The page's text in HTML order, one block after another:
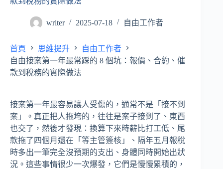
writer 2025-07-18 自由工作者
首頁 思維提升
自由工作者
自由接案第一年最常踩的 8 個坑：報價、合約、催
款到稅務的實際做法
接案第一年最容易讓人受傷的，通常不是「接不到
案」。真正把人拖垮的，往往是案子接到了、東西
也交了，然後才發現：換算下來時薪比打工低、尾
款拖了四個月還在「等主管簽核」、隔年五月報稅
時多出一筆完全沒預期的支出、身體同時開始出狀
況。這些事情很少一次爆發，它們是慢慢累積的，